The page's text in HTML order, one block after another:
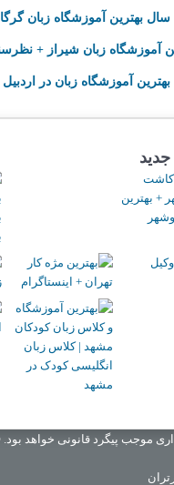
بهترین آموزشگاه زبان
آموزشگاه زبان در اردبیل
موجب پیگرد قانونی خواهد بود. ©